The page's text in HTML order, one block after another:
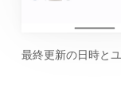
最終更新の日時と